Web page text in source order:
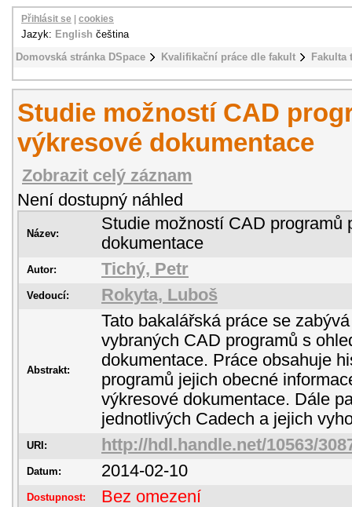
Domovská stránka DSpace Kvalifikační práce dle fakult Fakulta
Přihlásit se cookies
Jazyk: English čeština
Studie možností CAD
výkresové dokumentace
Zobrazit celý záznam
Není dostupný náhled
Název:
Studie možností CAD programů
dokumentace
Autor: Tichý, Petr
Vedoucí: Rokyta, Luboš
Abstrakt:
Tato bakalářská práce se
vybraných CAD programů s
dokumentace. Práce obsahuje
programů jejich obecné
výkresové dokumentace. Dále
jednotlivých Cadech a jejich
URI: http://hdl.handle.net/10563/
Datum: 2014-02-10
Dostupnost: Bez omezení